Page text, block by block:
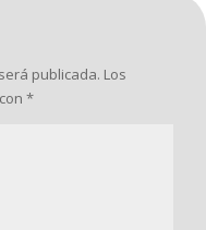
publicada. Los
*